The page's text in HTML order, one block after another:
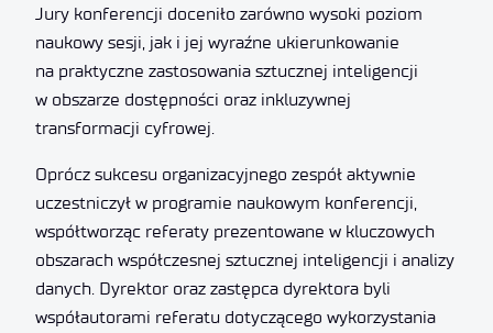
Jury konferencji doceniło zarówno wysoki poziom
naukowy sesji, jak i jej wyraźne ukierunkowanie
na praktyczne zastosowania sztucznej inteligencji
w obszarze dostępności oraz inkluzywnej
transformacji cyfrowej.
Oprócz sukcesu organizacyjnego zespół aktywnie
uczestniczył w programie naukowym konferencji,
współtworząc referaty prezentowane w kluczowych
obszarach współczesnej sztucznej inteligencji i analizy
danych. Dyrektor oraz zastępca dyrektora byli
współautorami referatu dotyczącego wykorzystania